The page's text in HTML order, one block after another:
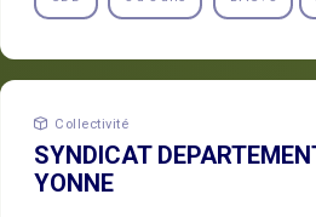
Collectivité
SYNDICAT
YONNE